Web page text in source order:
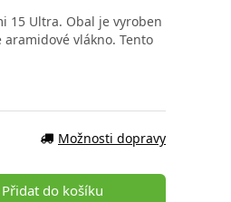
15 Ultra. Obal je vyroben
vlákno. Tento
Možnosti dopravy
Přidat do košíku